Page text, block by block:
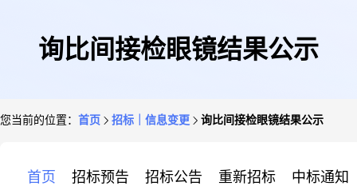
询比间接检眼镜结果公示
您当前的位置： 首页 招标｜信息变更 询比间接检眼镜结果公示
首页 招标预告 招标公告 重新招标 中标通知